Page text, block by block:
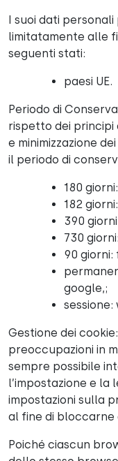
I suoi dati
limitatamente alle
seguenti stati:
paesi UE.
Periodo di
rispetto dei principi
e minimizzazione
il periodo di
180
182
390
730
90
google,;
sessione:
Gestione dei
preoccupazioni in
sempre possibile
l’impostazione e la
impostazioni sulla
al fine di bloccarne
Poiché ciascun